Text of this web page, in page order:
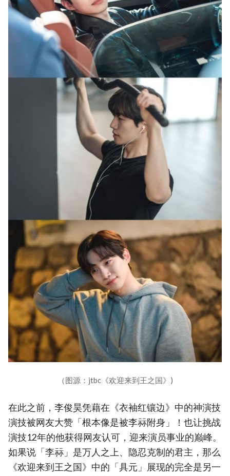
（图源：jtbc《欢迎来到王之国》)
在此之前，李俊昊凭藉在《衣袖红镶边》中的神演技
演技被网友大赞「根本像是被李祘附身」！也让挑战
演技12年的他获得网友认可，迎来演员事业的巅峰。
如果说「李祘」是万人之上、隐忍克制的君主，那么
《欢迎来到王之国》中的「具元」展现的完全是另一